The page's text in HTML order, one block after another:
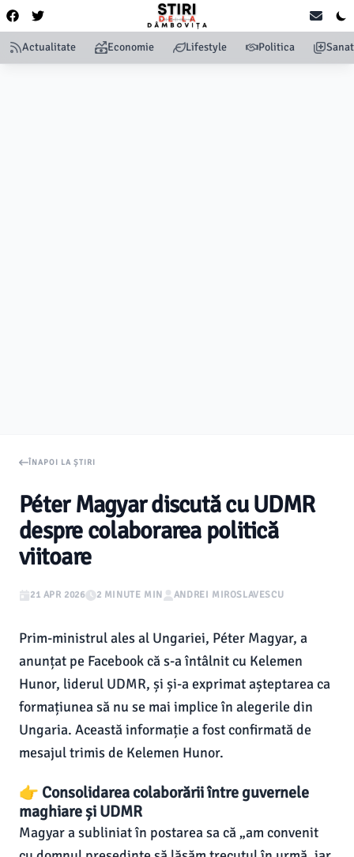
Actualitate Economie Lifestyle Politica
ÎNAPOI LA ȘTIRI
Péter Magyar discută cu UDMR
despre colaborarea politică
viitoare
21 APR 2026 2 MINUTE MIN ANDREI MIROSLAVESCU
Prim-ministrul ales al Ungariei, Péter Magyar, a
anunțat pe Facebook că s-a întâlnit cu Kelemen
Hunor, liderul UDMR, și și-a exprimat așteptarea ca
formațiunea să nu se mai implice în alegerile din
Ungaria. Această informație a fost confirmată de
mesajul trimis de Kelemen Hunor.
👉 Consolidarea colaborării între guvernele
maghiare și UDMR
Magyar a subliniat în postarea sa că „am convenit